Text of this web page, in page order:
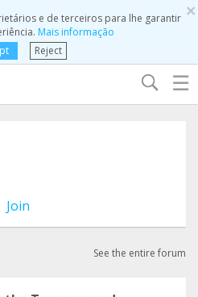
×
e de terceiros para lhe garantir
Mais informação
Reject
☰
Join
See the entire forum